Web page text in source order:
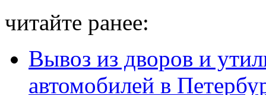
читайте ранее:
Вывоз из дворов и
автомобилей в